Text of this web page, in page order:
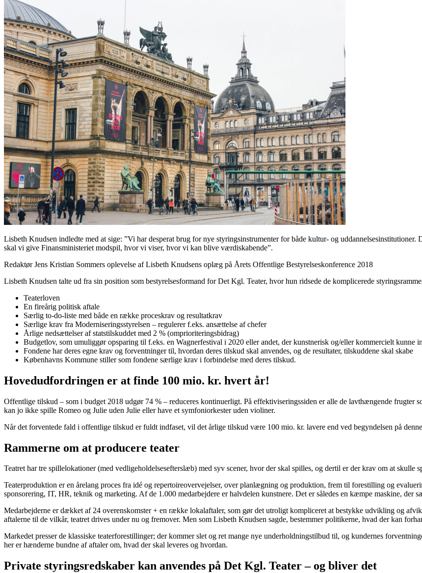
Lisbeth Knudsen indledte med at sige: ”Vi har desperat brug for nye styringsinstrumenter for både kultur- og
skal vi give Finansministeriet modspil, hvor vi viser, hvor vi kan blive værdiskabende”.
Redaktør Jens Kristian Sommers oplevelse af Lisbeth Knudsens oplæg på Årets Offentlige Bestyrelseskonference 2018
Lisbeth Knudsen talte ud fra sin position som bestyrelsesformand for Det Kgl. Teater, hvor hun ridsede de komplicerede
Teaterloven
En fireårig politisk aftale
Særlig to-do-liste med både en række proceskrav og resultatkrav
Særlige krav fra Moderniseringsstyrelsen – regulerer f.eks. ansættelse af chefer
Årlige nedsættelser af statstilskuddet med 2 % (omprioriteringsbidrag)
Budgetlov, som umuliggør opsparing til f.eks. en Wagnerfestival i 2020 eller andet, der kunstnerisk og/eller kommercielt kunne
Fondene har deres egne krav og forventninger til, hvordan deres tilskud skal anvendes, og de resultater, tilskuddene skal skabe
Københavns Kommune stiller som fondene særlige krav i forbindelse med deres tilskud.
Hovedudfordringen er at finde 100 mio. kr. hvert år!
Offentlige tilskud – som i budget 2018 udgør 74 % – reduceres kontinuerligt. På effektiviseringssiden er alle de lavthængende frugter
kan jo ikke spille Romeo og Julie uden Julie eller have et symfoniorkester uden violiner.
Når det forventede fald i offentlige tilskud er fuldt indfaset, vil det årlige tilskud være 100 mio. kr. lavere end ved begyndelsen på
Rammerne om at producere teater
Teatret har tre spillelokationer (med vedligeholdelsesefterslæb) med syv scener, hvor der skal spilles, og dertil er der krav om at skulle
Teaterproduktion er en årelang proces fra idé og repertoireovervejelser, over planlægning og produktion, frem til forestilling og
sponsorering, IT, HR, teknik og marketing. Af de 1.000 medarbejdere er halvdelen kunstnere. Det er således en kæmpe maskine, der
Medarbejderne er dækket af 24 overenskomster + en række lokalaftaler, som gør det utroligt kompliceret at bestykke udvikling og
aftalerne til de vilkår, teatret drives under nu og fremover. Men som Lisbeth Knudsen sagde, bestemmer politikerne, hvad der kan
Markedet presser de klassiske teaterforestillinger; der kommer slet og ret mange nye underholdningstilbud til, og kundernes
her er hænderne bundne af aftaler om, hvad der skal leveres og hvordan.
Private styringsredskaber kan anvendes på Det Kgl. Teater – og bliver det